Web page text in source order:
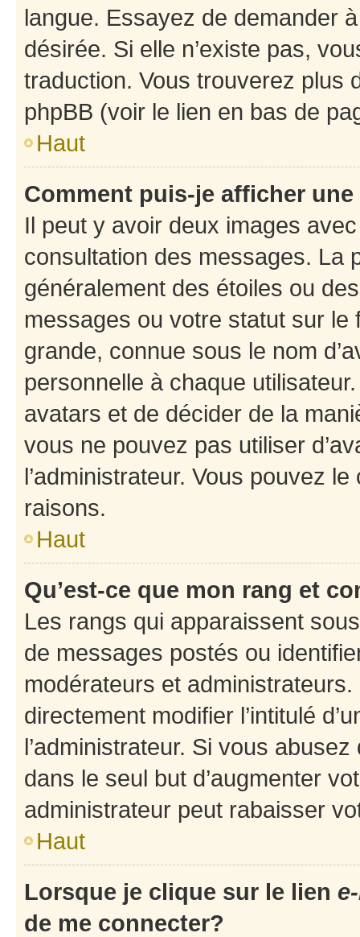
langue. Essayez de demander
désirée. Si elle n’existe pas,
traduction. Vous trouverez plus
phpBB (voir le lien en bas de
Haut
Comment puis-je afficher
Il peut y avoir deux images
consultation des messages. La
généralement des étoiles ou
messages ou votre statut sur
grande, connue sous le nom
personnelle à chaque utilisateur.
avatars et de décider de la
vous ne pouvez pas utiliser
l’administrateur. Vous pouvez
raisons.
Haut
Qu’est-ce que mon rang et
Les rangs qui apparaissent
de messages postés ou
modérateurs et
directement modifier l’intitulé
l’administrateur. Si vous
dans le seul but d’augmenter
administrateur peut rabaisser
Haut
Lorsque je clique sur le lien
de me connecter?